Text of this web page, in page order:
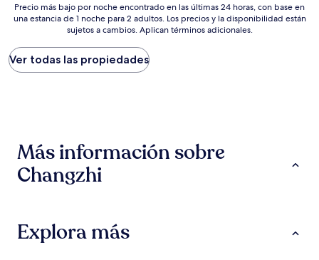
$32
Precio
más
por
noche
encontrado
con
base
en
noche
Precio más bajo por noche encontrado en las últimas 24 horas, con base en
una estancia de 1 noche para 2 adultos. Los precios y la disponibilidad están
sujetos a cambios. Aplican términos adicionales.
Ver todas las propiedades
Más información sobre
Changzhi
Explora más